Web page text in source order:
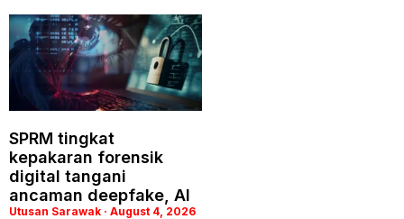
SPRM tingkat
kepakaran forensik
digital tangani
ancaman deepfake, AI
Utusan Sarawak August 4, 2026